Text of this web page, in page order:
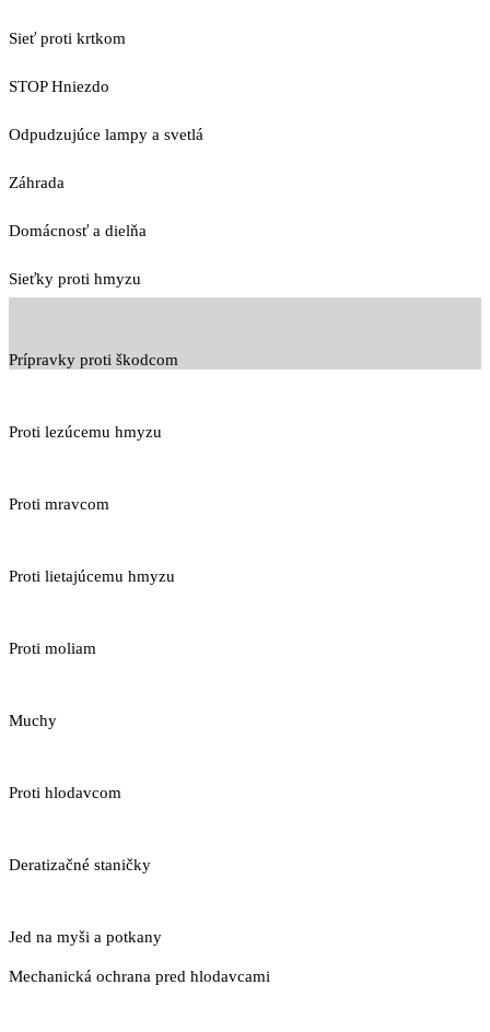
Sieť proti krtkom
STOP Hniezdo
Odpudzujúce lampy a svetlá
Záhrada
Domácnosť a dielňa
Sieťky proti hmyzu
Prípravky proti škodcom
Proti lezúcemu hmyzu
Proti mravcom
Proti lietajúcemu hmyzu
Proti moliam
Muchy
Proti hlodavcom
Deratizačné staničky
Jed na myši a potkany
Mechanická ochrana pred hlodavcami